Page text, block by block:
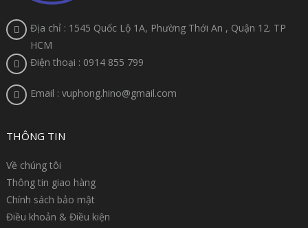
Địa chỉ : 1545 Quốc Lộ 1A, Phường Thới An , Quận 12. TP
HCM
Điện thoại : 0914 855 799
Email : vuphong.hino@gmail.com
THÔNG TIN
Về chúng tôi
Thông tin giao hàng
Chính sách bảo mật
Điều khoản & Điều kiện